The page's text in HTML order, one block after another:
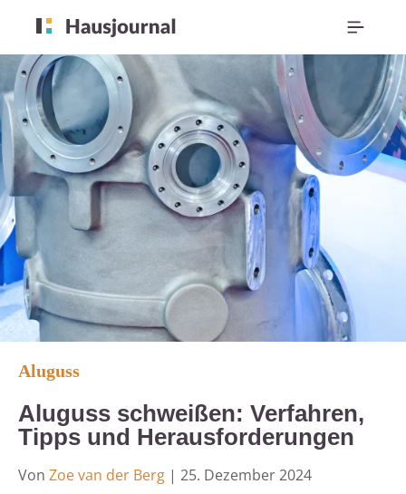
Aluguss
Aluguss schweißen: Verfahren,
Tipps und Herausforderungen
Von Zoe van der Berg | 25. Dezember 2024